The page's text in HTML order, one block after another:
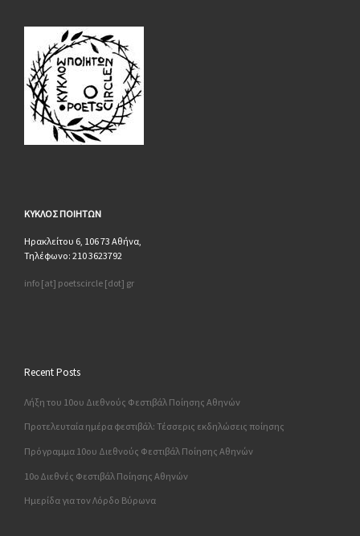
ΚΥΚΛΟΣ ΠΟΙΗΤΩΝ
Ηρακλείτου 6, 106 73 Αθήνα,
Τηλέφωνο: 210 3623792
info [at] poetscircle [dot] gr
Recent Posts
Λήξη του 10ου Διεθνούς Φεστιβάλ Ποίησης Αθηνών
Προτελευταία ημέρα φεστιβάλ: Τέσσερις εκδηλώσεις ποίησης
Πρόγραμμα 10ου Διεθνούς Φεστιβάλ Ποίησης Αθηνών
10o Διεθνές Φεστιβάλ Ποίησης Αθηνών
Ημερίδα για τον Λόρδο Βύρωνα